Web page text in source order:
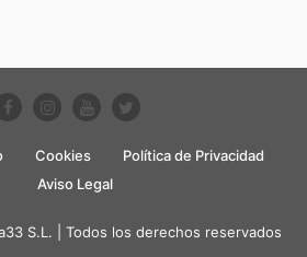
Cookies
Política de Privacidad
Aviso Legal
S.L. | Todos los derechos reservados